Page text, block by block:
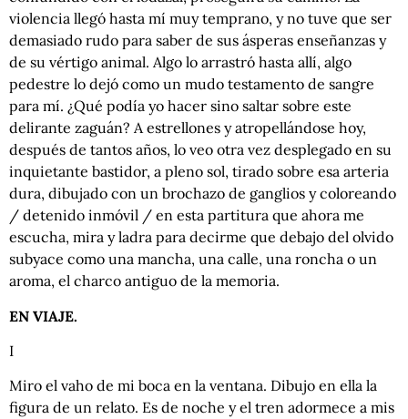
violencia llegó hasta mí muy temprano, y no tuve que ser
demasiado rudo para saber de sus ásperas enseñanzas y
de su vértigo animal. Algo lo arrastró hasta allí, algo
pedestre lo dejó como un mudo testamento de sangre
para mí. ¿Qué podía yo hacer sino saltar sobre este
delirante zaguán? A estrellones y atropellándose hoy,
después de tantos años, lo veo otra vez desplegado en su
inquietante bastidor, a pleno sol, tirado sobre esa arteria
dura, dibujado con un brochazo de ganglios y coloreando
/ detenido inmóvil / en esta partitura que ahora me
escucha, mira y ladra para decirme que debajo del olvido
subyace como una mancha, una calle, una roncha o un
aroma, el charco antiguo de la memoria.
EN VIAJE.
I
Miro el vaho de mi boca en la ventana. Dibujo en ella la
figura de un relato. Es de noche y el tren adormece a mis